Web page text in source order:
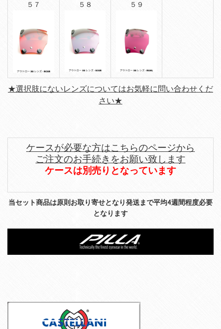
５７ ５８ ５９
★選択肢にないレンズについてはお気軽に問い合わせくだ
さい★
ケースが必要な方はこちらのページから
ご注文のお手続きをお願い致します
ケースは別売りとなっています
当セット商品は原則お取り寄せとなり発送まで平均4週間程度必要
となります